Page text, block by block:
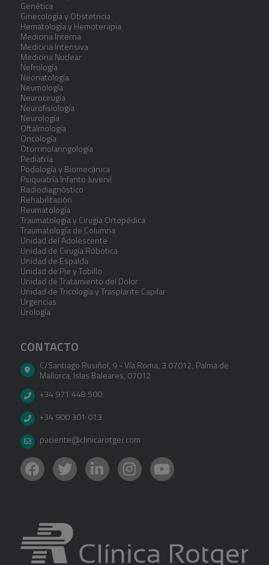
Genética
Ginecología y Obstetricia
Hematología y Hemoterapia
Medicina Interna
Medicina Intensiva
Medicina Nuclear
Nefrología
Neonatología
Neumología
Neurocirugía
Neurofisiología
Neurología
Oftalmología
Oncología
Otorrinolaringología
Pediatría
Podología y Biomecánica
Psiquiatría Infanto Juvenil
Radiodiagnóstico
Rehabilitación
Reumatología
Traumatología y Cirugía Ortopédica
Traumatología de Columna
Unidad del Adolescente
Unidad de Cirugía Róbotica
Unidad de Espalda
Unidad de Pie y Tobillo
Unidad de Tratamiento del Dolor
Unidad de Tricología y Trasplante Capilar
Urgencias
Urología
CONTACTO
C/Santiago Rusiñol, 9 - Vía Roma, 3 07012, Palma de
Mallorca, Islas Baleares, 07012
+34 971 448 500
+34 900 301 013
paciente@clinicarotger.com